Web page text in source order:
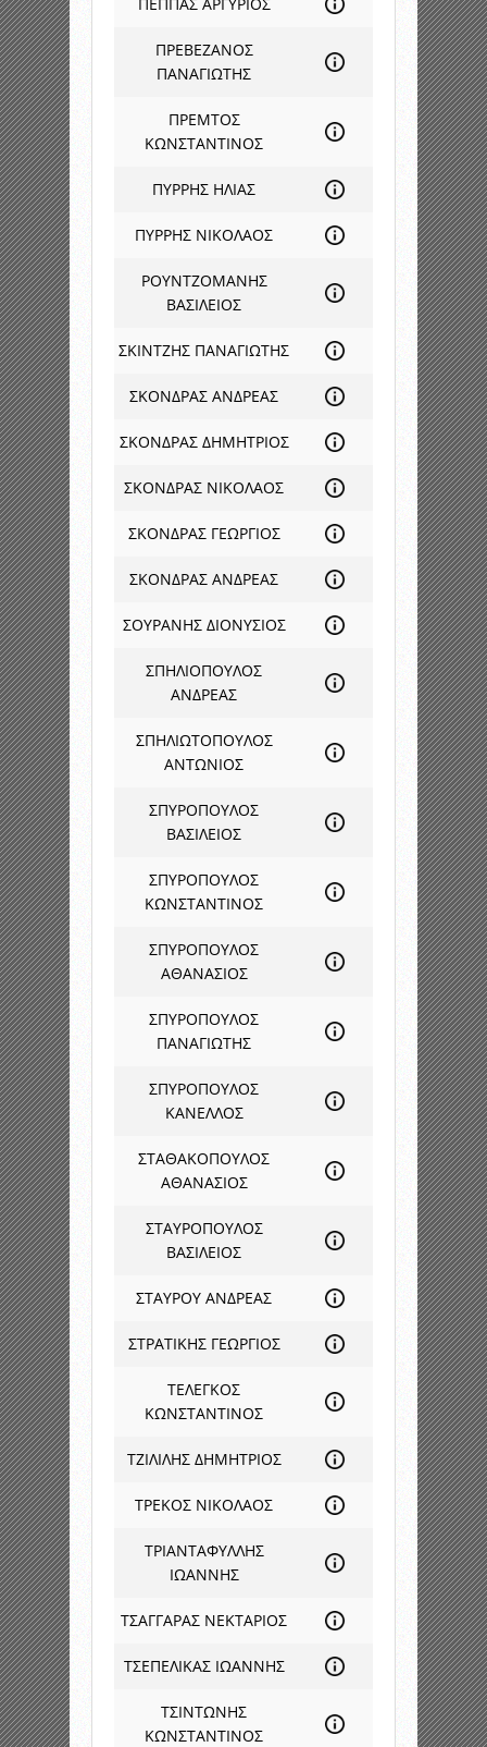
ΠΡΕΒΕΖΑΝΟΣ
ΠΑΝΑΓΙΩΤΗΣ
ΠΡΕΜΤΟΣ
ΚΩΝΣΤΑΝΤΙΝΟΣ
ΠΥΡΡΗΣ ΗΛΙΑΣ
ΠΥΡΡΗΣ ΝΙΚΟΛΑΟΣ
ΡΟΥΝΤΖΟΜΑΝΗΣ
ΒΑΣΙΛΕΙΟΣ
ΣΚΙΝΤΖΗΣ ΠΑΝΑΓΙΩΤΗΣ
ΣΚΟΝΔΡΑΣ ΑΝΔΡΕΑΣ
ΣΚΟΝΔΡΑΣ ΔΗΜΗΤΡΙΟΣ
ΣΚΟΝΔΡΑΣ ΝΙΚΟΛΑΟΣ
ΣΚΟΝΔΡΑΣ ΓΕΩΡΓΙΟΣ
ΣΚΟΝΔΡΑΣ ΑΝΔΡΕΑΣ
ΣΟΥΡΑΝΗΣ ΔΙΟΝΥΣΙΟΣ
ΣΠΗΛΙΟΠΟΥΛΟΣ
ΑΝΔΡΕΑΣ
ΣΠΗΛΙΩΤΟΠΟΥΛΟΣ
ΑΝΤΩΝΙΟΣ
ΣΠΥΡΟΠΟΥΛΟΣ
ΒΑΣΙΛΕΙΟΣ
ΣΠΥΡΟΠΟΥΛΟΣ
ΚΩΝΣΤΑΝΤΙΝΟΣ
ΣΠΥΡΟΠΟΥΛΟΣ
ΑΘΑΝΑΣΙΟΣ
ΣΠΥΡΟΠΟΥΛΟΣ
ΠΑΝΑΓΙΩΤΗΣ
ΣΠΥΡΟΠΟΥΛΟΣ
ΚΑΝΕΛΛΟΣ
ΣΤΑΘΑΚΟΠΟΥΛΟΣ
ΑΘΑΝΑΣΙΟΣ
ΣΤΑΥΡΟΠΟΥΛΟΣ
ΒΑΣΙΛΕΙΟΣ
ΣΤΑΥΡΟΥ ΑΝΔΡΕΑΣ
ΣΤΡΑΤΙΚΗΣ ΓΕΩΡΓΙΟΣ
ΤΕΛΕΓΚΟΣ
ΚΩΝΣΤΑΝΤΙΝΟΣ
ΤΖΙΛΙΛΗΣ ΔΗΜΗΤΡΙΟΣ
ΤΡΕΚΟΣ ΝΙΚΟΛΑΟΣ
ΤΡΙΑΝΤΑΦΥΛΛΗΣ
ΙΩΑΝΝΗΣ
ΤΣΑΓΓΑΡΑΣ ΝΕΚΤΑΡΙΟΣ
ΤΣΕΠΕΛΙΚΑΣ ΙΩΑΝΝΗΣ
ΤΣΙΝΤΩΝΗΣ
ΚΩΝΣΤΑΝΤΙΝΟΣ